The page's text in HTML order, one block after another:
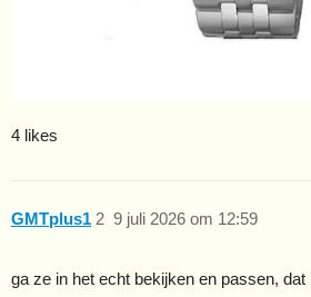
4 likes
GMTplus1 9 juli 2026 om 12:59
2
ga ze in het echt bekijken en passen, dat